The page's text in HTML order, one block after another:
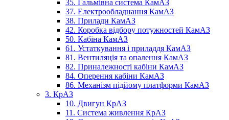
35. Гальмівна система КамАЗ
37. Електрообладнання КамАЗ
38. Прилади КамАЗ
42. Коробка відбору потужностей КамАЗ
50. Кабіна КамАЗ
61. Устаткування і приладдя КамАЗ
81. Вентиляція та опалення КамАЗ
82. Приналежності кабіни КамАЗ
84. Оперення кабіни КамАЗ
86. Механізм підйому платформи КамАЗ
3. КрАЗ
10. Двигун КрАЗ
11. Система живлення КрАЗ